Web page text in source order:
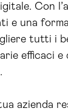
Con
e una
tutti i
efficaci e
azienda